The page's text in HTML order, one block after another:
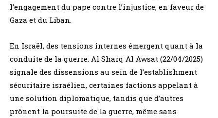
l’engagement du pape contre l’injustice, en faveur de
Gaza et du Liban.
En Israël, des tensions internes émergent quant à la
conduite de la guerre. Al Sharq Al Awsat (22/04/2025)
signale des dissensions au sein de l’establishment
sécuritaire israélien, certaines factions appelant à
une solution diplomatique, tandis que d’autres
prônent la poursuite de la guerre, même sans